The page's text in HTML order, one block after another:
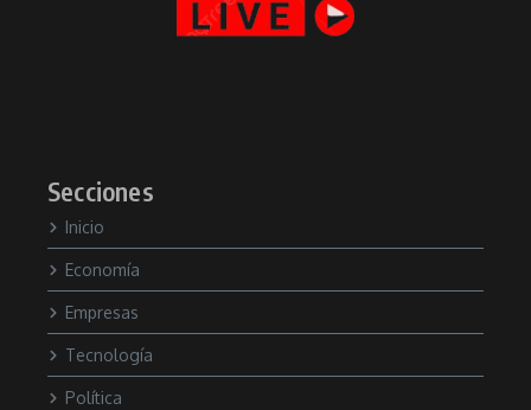
Secciones
Inicio
Economía
Empresas
Tecnología
Política